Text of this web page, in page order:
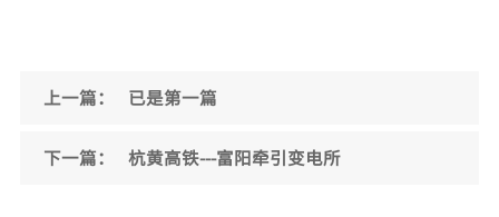
上一篇： 已是第一篇
下一篇： 杭黄高铁---富阳牵引变电所